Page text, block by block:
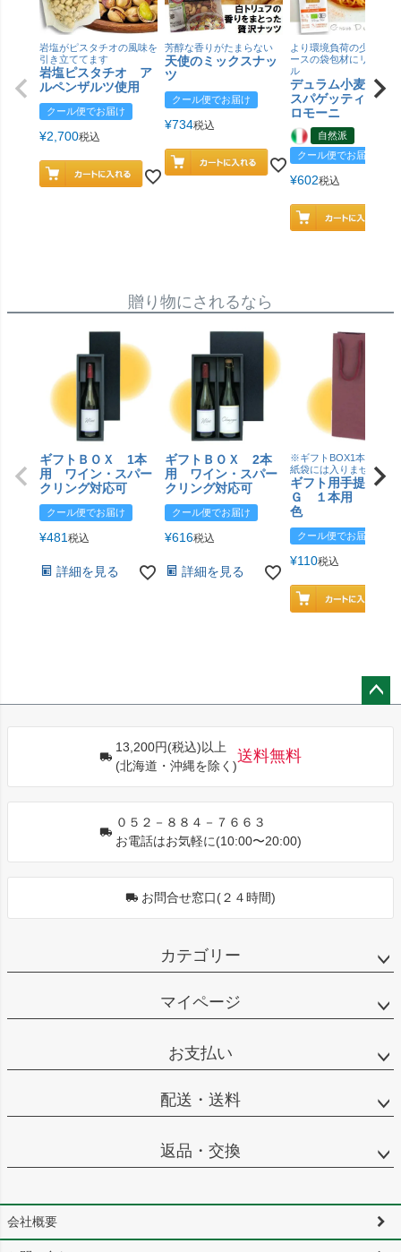
岩塩がピスタチオの風味を
引き立ててます
岩塩ピスタチオ ア
ルペンザルツ使用
クール便でお届け
¥2,700税込
芳醇な香りがたまらない
天使のミックスナッ
ツ
クール便でお届け
¥734税込
より環境負荷の少ない紙
ースの袋包材にリニュー
ル
デュラム小麦 有
スパゲッティ／ジ
ロモーニ
自然派
クール便でお届け
¥602税込
贈り物にされるなら
ギフトＢＯＸ 1本
用 ワイン・スパー
クリング対応可
クール便でお届け
¥481税込
詳細を見る
ギフトＢＯＸ 2本
用 ワイン・スパー
クリング対応可
クール便でお届け
¥616税込
詳細を見る
※ギフトBOX1本用はこ
紙袋には入りません
ギフト用手提げＢ
Ｇ １本用 エン
色
クール便でお届け
¥110税込
13,200円(税込)以上
(北海道・沖縄を除く)
送料無料
０５２－８８４－７６６３
お電話はお気軽に(10:00〜20:00)
お問合せ窓口(２４時間)
カテゴリー
マイページ
お支払い
配送・送料
返品・交換
会社概要